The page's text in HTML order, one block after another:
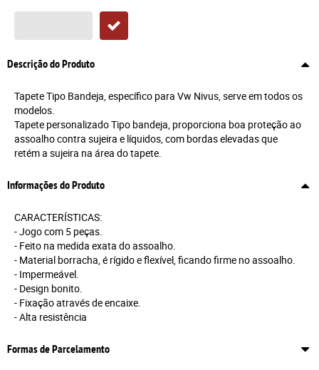
Descrição do Produto
Tapete Tipo Bandeja, específico para Vw Nivus, serve em todos os
modelos.
Tapete personalizado Tipo bandeja, proporciona boa proteção ao
assoalho contra sujeira e líquidos, com bordas elevadas que
retém a sujeira na área do tapete.
Informações do Produto
CARACTERÍSTICAS:
- Jogo com 5 peças.
- Feito na medida exata do assoalho.
- Material borracha, é rígido e flexível, ficando firme no assoalho.
- Impermeável.
- Design bonito.
- Fixação através de encaixe.
- Alta resistência
Formas de Parcelamento